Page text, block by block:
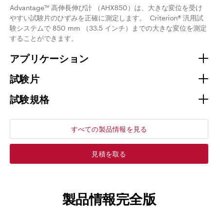
Advantage™ 高伸長伸び計 （AHX850）は、大きな変位を受け
やすい試験片のひずみを正確に測定します。 Criterion® 汎用試
験システムで 850 mm （33.5 インチ）までの大きな変位を測定
することができます。
アプリケーション
試験片
試験規格
すべての製品情報を見る
見積を取る
製品情報完全版